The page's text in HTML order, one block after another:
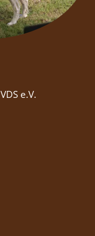
VDS e.V.